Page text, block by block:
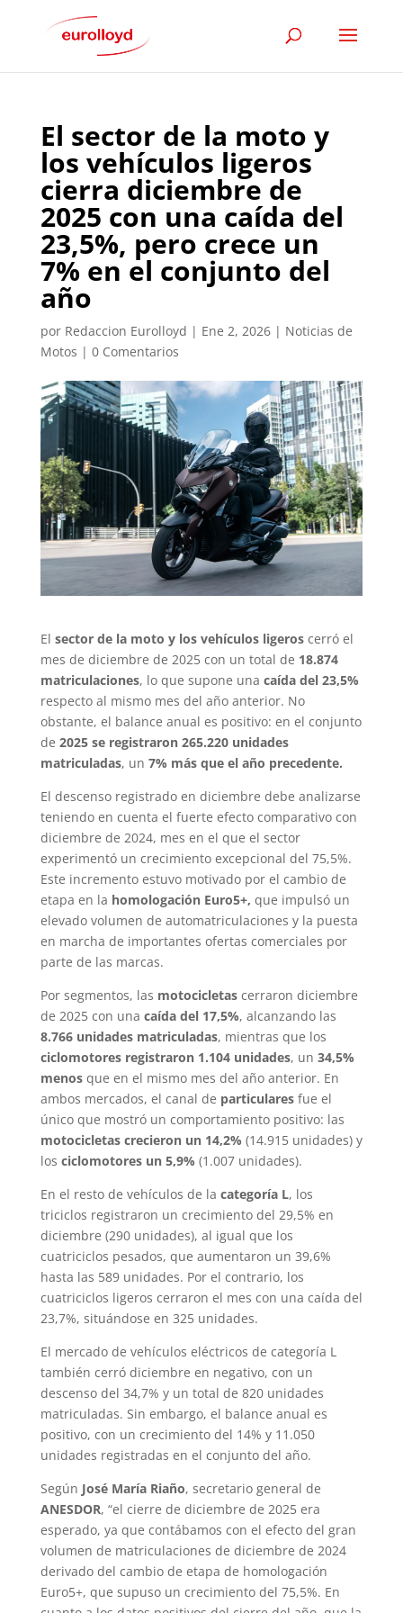
El sector de la moto y
los vehículos ligeros
cierra diciembre de
2025 con una caída del
23,5%, pero crece un
7% en el conjunto del
año
por Redaccion Eurolloyd | Ene 2, 2026| Noticias de
Motos | 0 Comentarios
El sector de la moto y los vehículos ligeroscerró el
mes de diciembre de 2025 con un total de 18.874
matriculaciones, lo que supone una caída del 23,5%
respecto al mismo mes del año anterior. No
obstante, el balance anual es positivo: en el conjunto
de 2025 se registraron 265.220 unidades
matriculadas, un 7% más que el año precedente.
El descenso registrado en diciembre debe analizarse
teniendo en cuenta el fuerte efecto comparativo con
diciembre de 2024, mes en el que el sector
experimentó un crecimiento excepcional del 75,5%.
Este incremento estuvo motivado por el cambio de
etapa en la homologación Euro5+, que impulsó un
elevado volumen de automatriculaciones y la puesta
en marcha de importantes ofertas comerciales por
parte de las marcas.
Por segmentos, las motocicletascerraron diciembre
de 2025 con una caída del 17,5%, alcanzando las
8.766 unidades matriculadas, mientras que los
ciclomotores registraron 1.104 unidades, un 34,5%
menosque en el mismo mes del año anterior. En
ambos mercados, el canal de particularesfue el
único que mostró un comportamiento positivo: las
motocicletas crecieron un 14,2% (14.915 unidades) y
los ciclomotores un 5,9% (1.007 unidades).
En el resto de vehículos de la categoría L, los
triciclos registraron un crecimiento del 29,5% en
diciembre (290 unidades), al igual que los
cuatriciclos pesados, que aumentaron un 39,6%
hasta las 589 unidades. Por el contrario, los
cuatriciclos ligeros cerraron el mes con una caída del
23,7%, situándose en 325 unidades.
El mercado de vehículos eléctricos de categoría L
también cerró diciembre en negativo, con un
descenso del 34,7% y un total de 820 unidades
matriculadas. Sin embargo, el balance anual es
positivo, con un crecimiento del 14% y 11.050
unidades registradas en el conjunto del año.
Según José María Riaño, secretario general de
ANESDOR, “el cierre de diciembre de 2025 era
esperado, ya que contábamos con el efecto del gran
volumen de matriculaciones de diciembre de 2024
derivado del cambio de etapa de homologación
Euro5+, que supuso un crecimiento del 75,5%. En